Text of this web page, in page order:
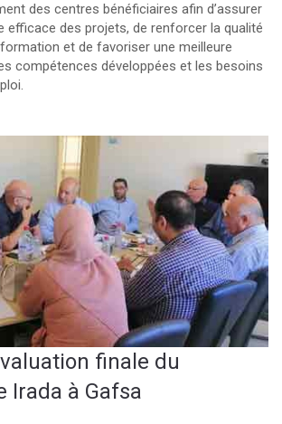
des centres bénéficiaires afin d’assurer
efficace des projets, de renforcer la qualité
et de favoriser une meilleure
compétences développées et les besoins
finale du
Irada à Gafsa